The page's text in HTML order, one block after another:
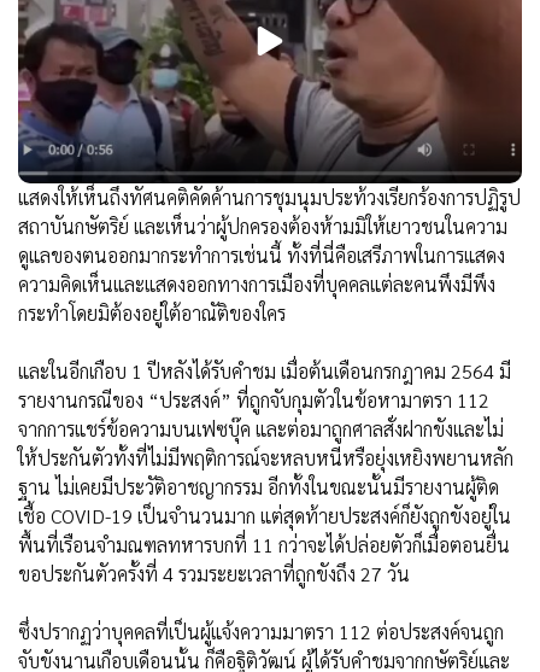
แสดงให้เห็นถึงทัศนคติคัดค้านการชุมนุมประท้วงเรียกร้องการปฏิรูป
สถาบันกษัตริย์ และเห็นว่าผู้ปกครองต้องห้ามมิให้เยาวชนในความ
ดูแลของตนออกมากระทำการเช่นนี้ ทั้งที่นี่คือเสรีภาพในการแสดง
ความคิดเห็นและแสดงออกทางการเมืองที่บุคคลแต่ละคนพึงมีพึง
กระทำโดยมิต้องอยู่ใต้อาณัติของใคร
และในอีกเกือบ 1 ปีหลังได้รับคำชม เมื่อต้นเดือนกรกฎาคม 2564 มี
รายงานกรณีของ “ประสงค์” ที่ถูกจับกุมตัวในข้อหามาตรา 112
จากการแชร์ข้อความบนเฟซบุ๊ค และต่อมาถูกศาลสั่งฝากขังและไม่
ให้ประกันตัวทั้งที่ไม่มีพฤติการณ์จะหลบหนีหรือยุ่งเหยิงพยานหลัก
ฐาน ไม่เคยมีประวัติอาชญากรรม อีกทั้งในขณะนั้นมีรายงานผู้ติด
เชื้อ COVID-19 เป็นจำนวนมาก แต่สุดท้ายประสงค์ก็ยังถูกขังอยู่ใน
พื้นที่เรือนจำมณฑลทหารบกที่ 11 กว่าจะได้ปล่อยตัวก็เมื่อตอนยื่น
ขอประกันตัวครั้งที่ 4 รวมระยะเวลาที่ถูกขังถึง 27 วัน
ซึ่งปรากฏว่าบุคคลที่เป็นผู้แจ้งความมาตรา 112 ต่อประสงค์จนถูก
จับขังนานเกือบเดือนนั้น ก็คือฐิติวัฒน์ ผู้ได้รับคำชมจากกษัตริย์และ